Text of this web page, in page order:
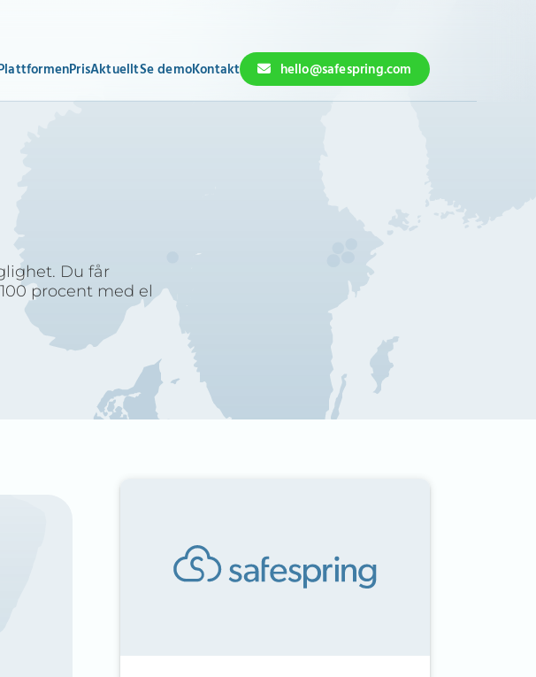
PrisAktuelltSe demoKontakt hello@safespring.com
Du får
procent med el